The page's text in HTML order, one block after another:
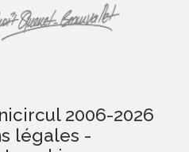
2006-2026
légales -